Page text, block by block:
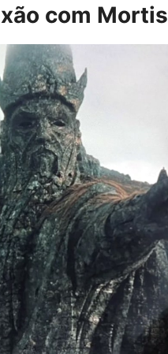
com Mortis